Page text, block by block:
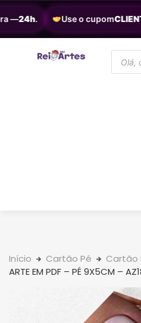
—24h. Use o cupom
Início Cartão Pé
Cartão
ARTE EM PDF – PÉ 9X5CM –